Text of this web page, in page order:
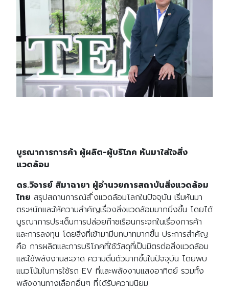
บูรณาการการค้า ผู้ผลิต-ผู้บริโภค หันมาใส่ใจสิ่ง
แวดล้อม
ดร.วิจารย์ สิมาฉายา ผู้อำนวยการสถาบันสิ่งแวดล้อม
ไทย สรุปสถานการณ์ส ิ่งแวดล้อมโลกในปัจจุบัน เริ่มหันมา
ตระหนักและให้ความสำคัญเรื่องสิ่งแวดล้อมมากยิ่งขึ้น โดยได้
บูรณาการประเด็นการปล่อยก๊าซเรือนกระจกในเรื่องการค้า
และการลงทุน โดยสิ่งที่เข้ามามีบทบาทมากขึ้น ประการสำคัญ
คือ การผลิตและการบริโภคที่ใช้วัสดุที่เป็นมิตรต่อสิ่งแวดล้อม
และใช้พลังงานสะอาด ความตื่นตัวมากขึ้นในปัจจุบัน โดยพบ
แนวโน้มในการใช้รถ EV ที่และพลังงานแสงอาทิตย์ รวมทั้ง
พลังงานทางเลือกอื่นๆ ที่ได้รับความนิยม